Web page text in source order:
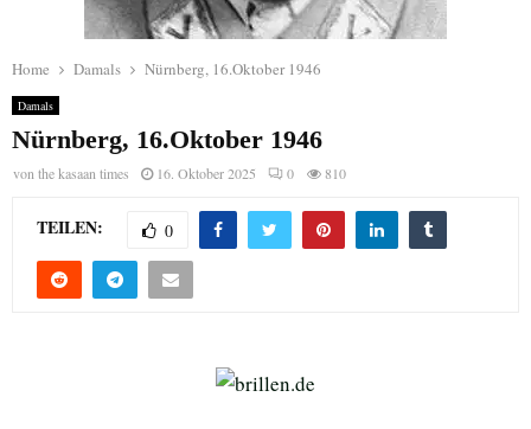
Home Damals Nürnberg, 16.Oktober 1946
Damals
Nürnberg, 16.Oktober 1946
von the kasaan times 16. Oktober 2025 0 810
TEILEN: 0